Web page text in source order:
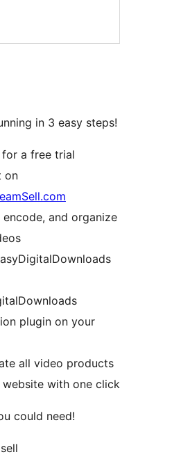
in 3 easy steps!
for a free trial
on
encode, and organize
plugin on your
all video products
with one click
could need!